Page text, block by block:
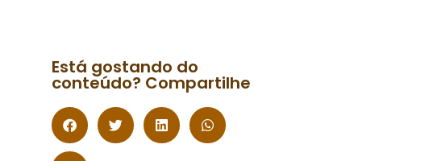
Está gostando do
conteúdo? Compartilhe